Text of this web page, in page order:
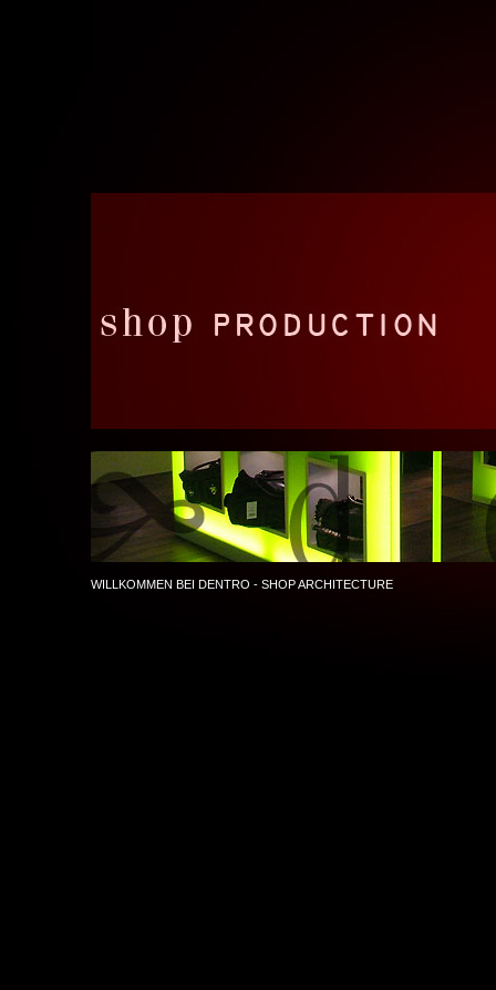
WILLKOMMEN BEI DENTRO - SHOP ARCHITECTURE